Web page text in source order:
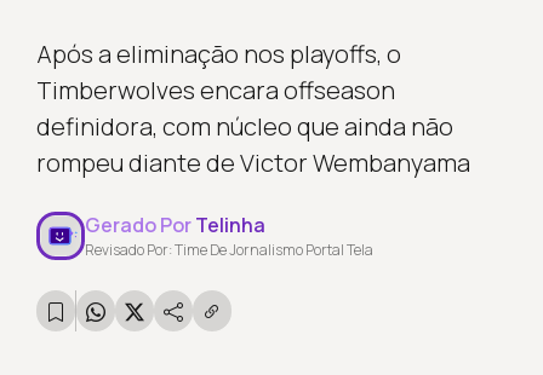
Após a eliminação nos playoffs, o
Timberwolves encara offseason
definidora, com núcleo que ainda não
rompeu diante de Victor Wembanyama
Gerado PorTelinha
Revisado Por: Time De Jornalismo Portal Tela